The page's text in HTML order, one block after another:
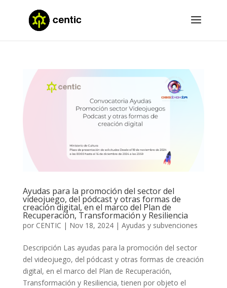
Ayudas para la promoción del sector del
videojuego, del pódcast y otras formas de
creación digital, en el marco del Plan de
Recuperación, Transformación y Resiliencia
por CENTIC | Nov 18, 2024| Ayudas y subvenciones
Descripción Las ayudas para la promoción del sector
del videojuego, del pódcast y otras formas de creación
digital, en el marco del Plan de Recuperación,
Transformación y Resiliencia, tienen por objeto el